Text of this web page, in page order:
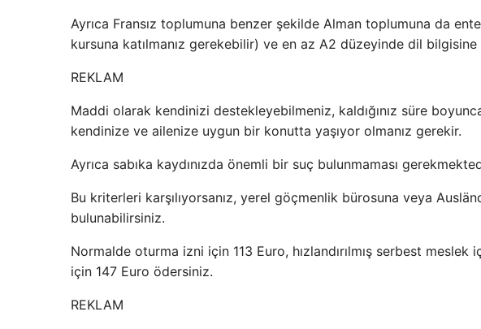
Ayrıca Fransız toplumuna benzer şekilde Alman toplumuna da
kursuna katılmanız gerekebilir) ve en az A2 düzeyinde dil bilgisine
REKLAM
Maddi olarak kendinizi destekleyebilmeniz, kaldığınız süre
kendinize ve ailenize uygun bir konutta yaşıyor olmanız gerekir.
Ayrıca sabıka kaydınızda önemli bir suç bulunmaması
Bu kriterleri karşılıyorsanız, yerel göçmenlik bürosuna veya
bulunabilirsiniz.
Normalde oturma izni için 113 Euro, hızlandırılmış serbest
için 147 Euro ödersiniz.
REKLAM